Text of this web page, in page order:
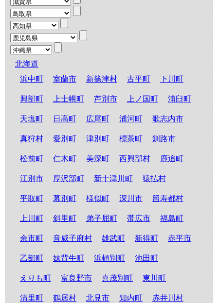
北海道
浜中町
室蘭市 新篠津村 古平町 下川町
興部町 上士幌町 芦別市 上ノ国町 浦臼町
天塩町 日高町 広尾町 浦河町 歌志内市
真狩村 愛別町 津別町 標茶町 釧路市
松前町 仁木町 美深町 西興部村 鹿追町
江別市 厚沢部町 新十津川町 猿払村
平取町 幕別町 様似町 深川市 留寿都村
上川町 斜里町 弟子屈町 帯広市 福島町
余市町 音威子府村 雄武町 新得町 赤平市
乙部町 妹背牛町 浜頓別町 池田町
えりも町 富良野市 喜茂別町 東川町
清里町 鶴居村 北見市 知内町 赤井川村